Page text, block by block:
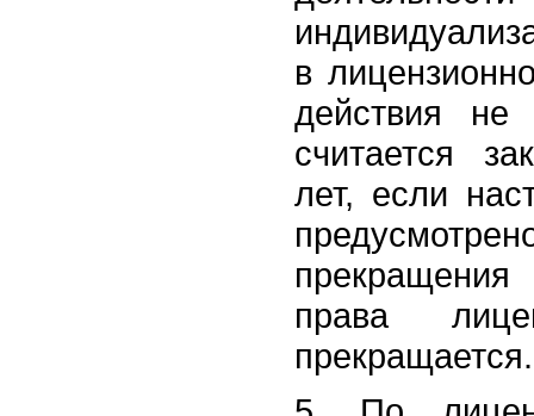
в
действия не
считается
лет, если
права
прекращается.